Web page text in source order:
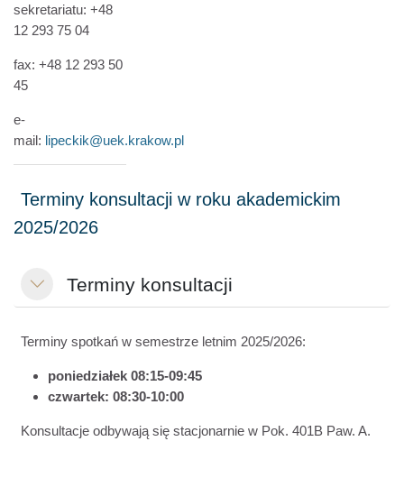
sekretariatu: +48
12 293 75 04
fax: +48 12 293 50
45
e-
mail: lipeckik@uek.krakow.pl
MinimalizujTerminy konsultacji
Terminy spotkań w semestrze letnim 2025/2026:
poniedziałek 08:15-09:45
czwartek: 08:30-10:00
Konsultacje odbywają się stacjonarnie w Pok. 401B Paw. A.